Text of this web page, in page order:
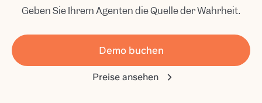
Geben Sie Ihrem Agenten die Quelle der Wahrheit.
Demo buchen
Preise ansehen